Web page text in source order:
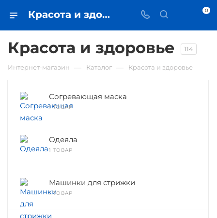
Красота и здоровье • купить в Самаре по низкой цене - iЧехол 0
Красота и здоровье 114
Интернет-магазин Каталог Красота и здоровье
Согревающая маска
1 ТОВАР
Одеяла
1 ТОВАР
Машинки для стрижки
1 ТОВАР